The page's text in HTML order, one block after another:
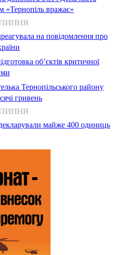
«Тернопіль вражає»
ЛИПНЯ
на повідомлення про
об’єктів критичної
Тернопільського району
гривень
ЛИПНЯ
майже 400 одиниць